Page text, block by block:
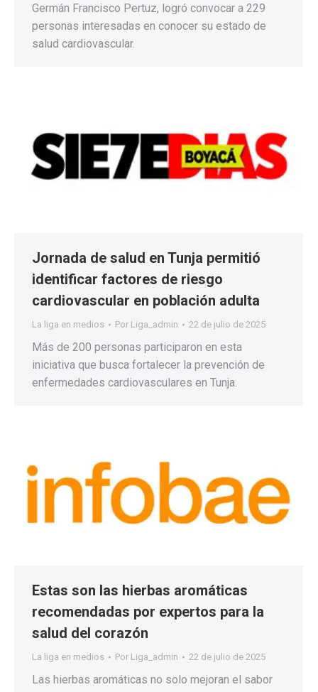
Germán Francisco Pertuz, logró convocar a 229
personas interesadas en conocer su estado de
salud cardiovascular.
Jornada de salud en Tunja permitió
identificar factores de riesgo
cardiovascular en población adulta
La liga en medios Por Liga_admin 22 de julio de 2025
Más de 200 personas participaron en esta
iniciativa que busca fortalecer la prevención de
enfermedades cardiovasculares en Tunja.
Estas son las hierbas aromáticas
recomendadas por expertos para la
salud del corazón
La liga en medios Por Liga_admin 22 de julio de 2025
Las hierbas aromáticas no solo mejoran el sabor